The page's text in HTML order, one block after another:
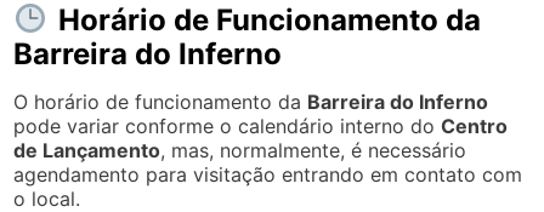
Horário de Funcionamento da
Barreira do Inferno
O horário de funcionamento da Barreira do Inferno
pode variar conforme o calendário interno doCentro
de Lançamento, mas, normalmente, é necessário
agendamento para visitação entrando em contato com
o local.